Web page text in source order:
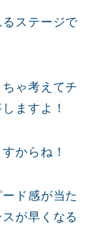
ステージで
ゃ考えてチ
ますよ！
からね！
ド感が当た
が早くなる